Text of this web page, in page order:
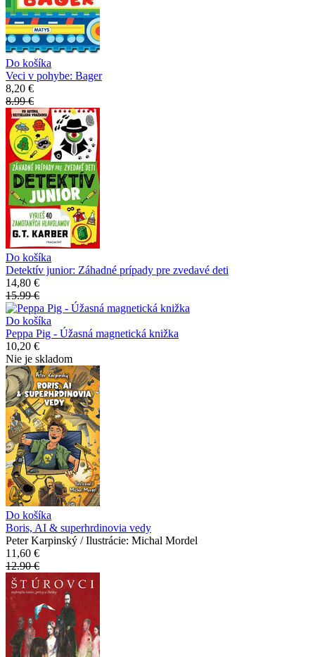
Do košíka
Veci v pohybe: Bager
8,20 €
8.99 €
Do košíka
Detektív junior: Záhadné prípady pre zvedavé deti
14,80 €
15.99 €
Do košíka
Peppa Pig - Úžasná magnetická knižka
10,20 €
Nie je skladom
Do košíka
Boris, AI & superhrdinovia vedy
Peter Karpinský / Ilustrácie: Michal Mordel
11,60 €
12.90 €